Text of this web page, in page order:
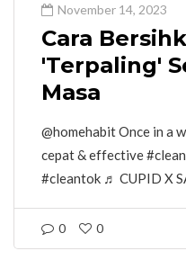
November 14, 2023
Cara
'Terpaling'
Masa
@homehabit Once in a
cepat & effective
#cleantok ♬ CUPID X
0 0